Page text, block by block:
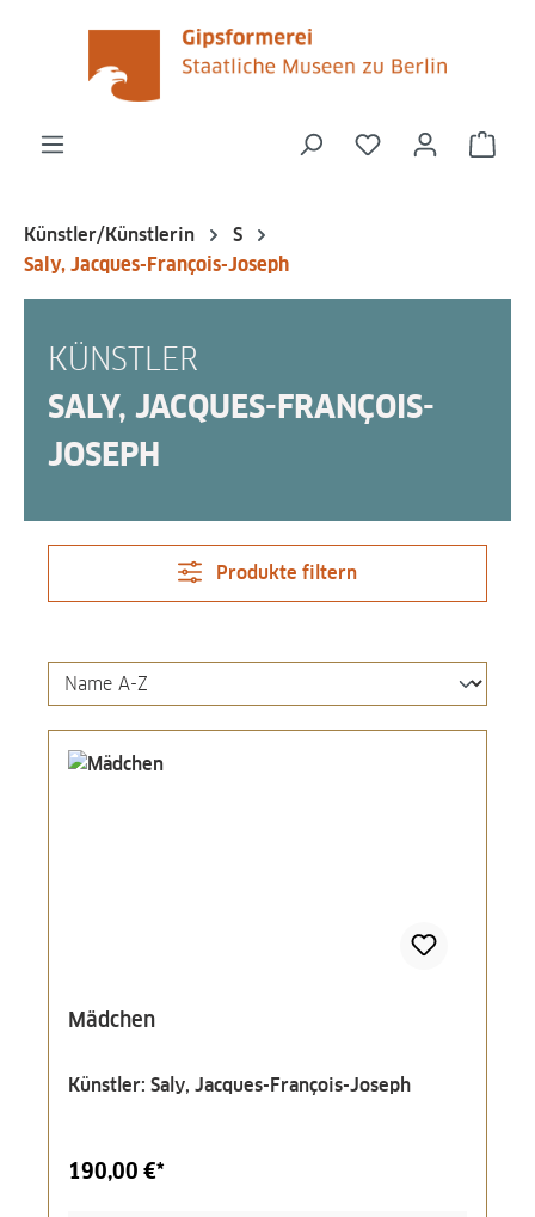
springen
Du hast 0
Künstler/Künstlerin S
Saly, Jacques-François-Joseph
KÜNSTLER
SALY, JACQUES-FRANÇOIS-
JOSEPH
Produkte filtern
Mädchen
Künstler: Saly, Jacques-François-Joseph
190,00 €*